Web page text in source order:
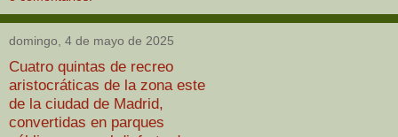
domingo, 4 de mayo de 2025
Cuatro quintas de recreo
aristocráticas de la zona este
de la ciudad de Madrid,
convertidas en parques